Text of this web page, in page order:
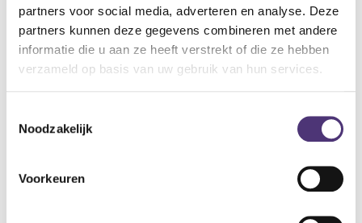
partners voor social media, adverteren en analyse. Deze
partners kunnen deze gegevens combineren met andere
informatie die u aan ze heeft verstrekt of die ze hebben
verzameld op basis van uw gebruik van hun services.
Noodzakelijk
Voorkeuren
nachtrust te bezorgen.
Specificaties:
Afmetingen: 80x200x20
Easy Zip Off Cover
5cm authentiek TEMPUR MATERIAAL